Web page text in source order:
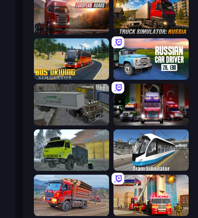
Truck Simulator: European Roads Truck Simulator: Russia
Bus Driving Simulator Russian Car Driver ZIL 130
Russian Kamaz Truck Driver Big Euro Truck Driving
Taiga Car Driver Tram Simulator
Cargo Truck Driver Simulator Fire Truck Driving School